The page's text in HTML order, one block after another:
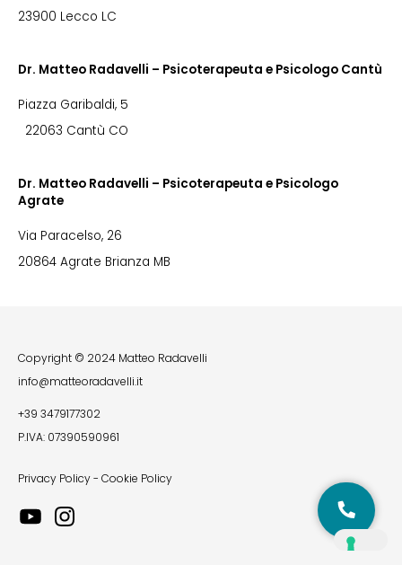
23900 Lecco LC
Dr. Matteo Radavelli – Psicoterapeuta e Psicologo Cantù
Piazza Garibaldi, 5
22063 Cantù CO
Dr. Matteo Radavelli – Psicoterapeuta e Psicologo
Agrate
Via Paracelso, 26
20864 Agrate Brianza MB
Copyright © 2024 Matteo Radavelli
info@matteoradavelli.it
+39 3479177302
P.IVA: 07390590961
Privacy Policy- Cookie Policy